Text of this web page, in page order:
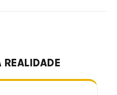
REALIDADE